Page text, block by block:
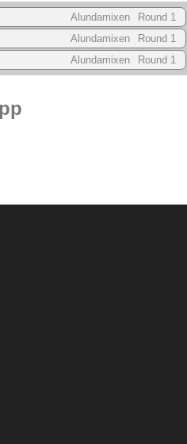
Round 1
Alundamixen
2024
Round 1
Alundamixen
2024
Round 1
Alundamixen
2024